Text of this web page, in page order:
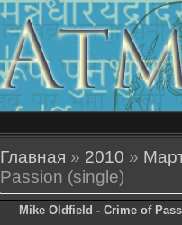
Главная » 2010 »
Passion (single)
Mike Oldfield - Crime of